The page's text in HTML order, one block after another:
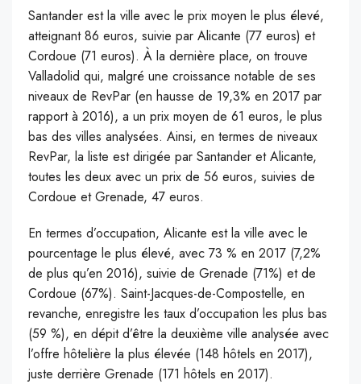
Santander est la ville avec le prix moyen le plus élevé,
atteignant 86 euros, suivie par Alicante (77 euros) et
Cordoue (71 euros). À la dernière place, on trouve
Valladolid qui, malgré une croissance notable de ses
niveaux de RevPar (en hausse de 19,3% en 2017 par
rapport à 2016), a un prix moyen de 61 euros, le plus
bas des villes analysées. Ainsi, en termes de niveaux
RevPar, la liste est dirigée par Santander et Alicante,
toutes les deux avec un prix de 56 euros, suivies de
Cordoue et Grenade, 47 euros.
En termes d’occupation, Alicante est la ville avec le
pourcentage le plus élevé, avec 73 % en 2017 (7,2%
de plus qu’en 2016), suivie de Grenade (71%) et de
Cordoue (67%). Saint-Jacques-de-Compostelle, en
revanche, enregistre les taux d’occupation les plus bas
(59 %), en dépit d’être la deuxième ville analysée avec
l’offre hôtelière la plus élevée (148 hôtels en 2017),
juste derrière Grenade (171 hôtels en 2017).